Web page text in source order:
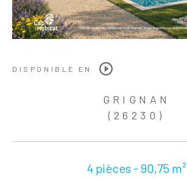
DISPONIBLE EN
GRIGNAN
(26230)
4 pièces - 90,75 m²